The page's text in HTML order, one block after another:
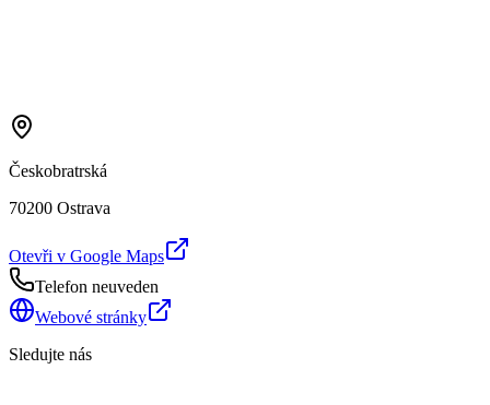
Českobratrská
70200 Ostrava
Otevři v Google Maps
Telefon neuveden
Webové stránky
Sledujte nás